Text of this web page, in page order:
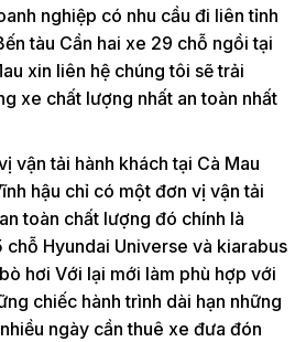
nghiệp có nhu cầu đi liên tỉnh
tàu Cần hai xe 29 chỗ ngồi tại
xin liên hệ chúng tôi sẽ trải
xe chất lượng nhất an toàn nhất
vận tải hành khách tại Cà Mau
hậu chỉ có một đơn vị vận tải
toàn chất lượng đó chính là
Hyundai Universe và kiarabus
hơi Với lại mới làm phù hợp với
chiếc hành trình dài hạn những
ngày cần thuê xe đưa đón